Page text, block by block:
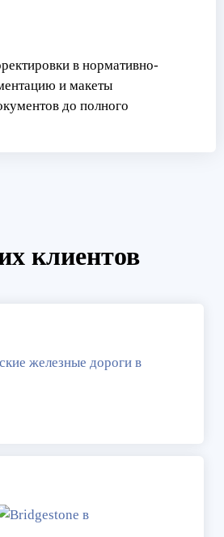
в нормативно-
и макеты
до полного
клиентов